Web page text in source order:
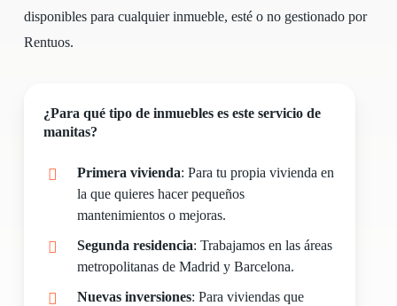
disponibles para cualquier inmueble, esté o no gestionado por
Rentuos.
¿Para qué tipo de inmuebles es este servicio de
manitas?
Primera vivienda: Para tu propia vivienda en
la que quieres hacer pequeños
mantenimientos o mejoras.
Segunda residencia: Trabajamos en las áreas
metropolitanas de Madrid y Barcelona.
Nuevas inversiones: Para viviendas que